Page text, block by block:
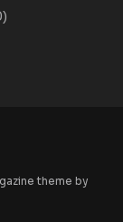
theme by